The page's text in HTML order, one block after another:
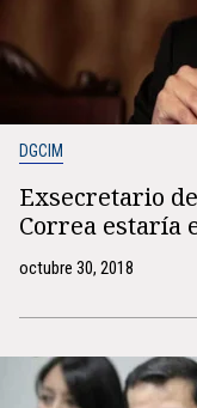
DGCIM
Exsecretario
Correa estaría
octubre 30, 2018